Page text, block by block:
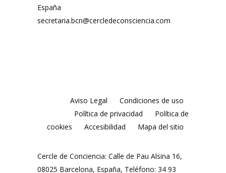
España
secretaria.bcn@cercledeconsciencia.com
Aviso Legal
Condiciones de uso
Política de privacidad
Política de
cookies
Accesibilidad Mapa del sitio
Cercle de Conciencia: Calle de Pau Alsina 16,
08025 Barcelona, España, Teléfono: 34 93